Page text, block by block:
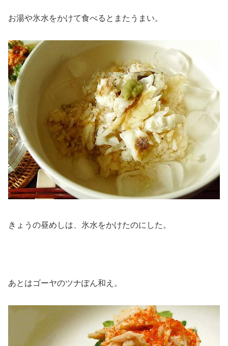
お湯や氷水をかけて食べるとまたうまい。
きょうの昼めしは、氷水をかけたのにした。
あとはゴーヤのツナぽん和え。